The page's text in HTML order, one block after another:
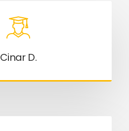
Cinar D.